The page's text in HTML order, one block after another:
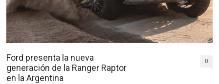
Ford presenta la nueva
generación de la Ranger Raptor
en la Argentina
0